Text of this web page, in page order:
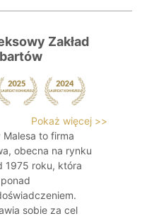
Zakład
Pokaż więcej >>
Malesa to firma
obecna na rynku
1975 roku, która
sobie za cel